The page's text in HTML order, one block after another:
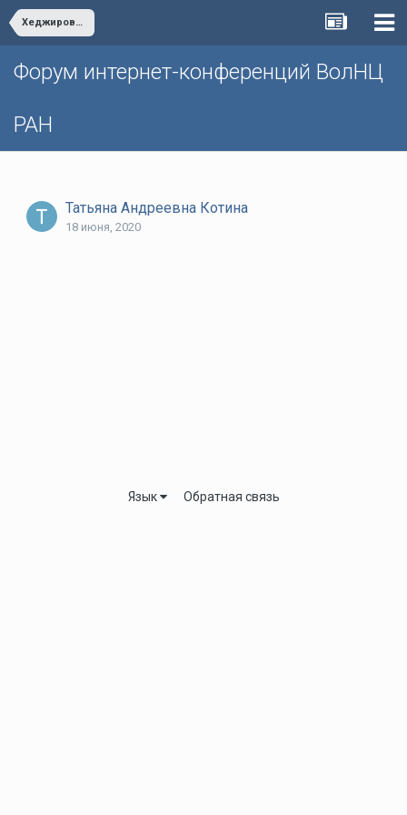
Хеджирование рисков экспортно-импортных операций предприятий реального сектора экономики
Форум интернет-конференций ВолНЦ
РАН
Татьяна Андреевна Котина
18 июня, 2020
Язык Обратная связь